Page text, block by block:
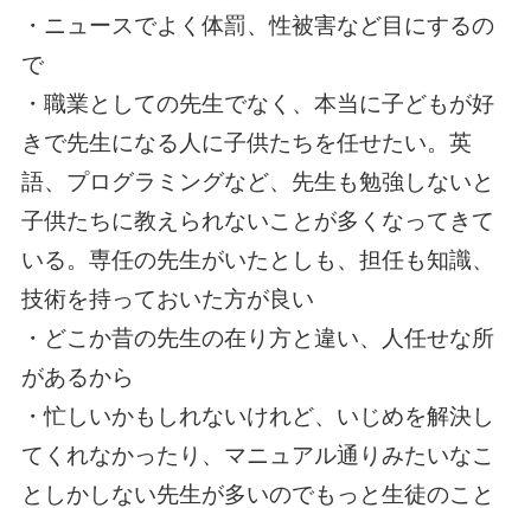
・ニュースでよく体罰、性被害など目にするの
で
・職業としての先生でなく、本当に子どもが好
きで先生になる人に子供たちを任せたい。英
語、プログラミングなど、先生も勉強しないと
子供たちに教えられないことが多くなってきて
いる。専任の先生がいたとしも、担任も知識、
技術を持っておいた方が良い
・どこか昔の先生の在り方と違い、人任せな所
があるから
・忙しいかもしれないけれど、いじめを解決し
てくれなかったり、マニュアル通りみたいなこ
としかしない先生が多いのでもっと生徒のこと